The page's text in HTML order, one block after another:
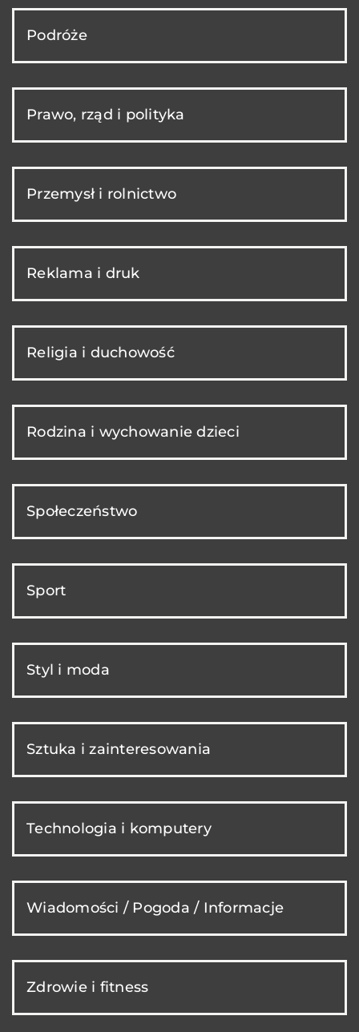
Podróże
Prawo, rząd i polityka
Przemysł i rolnictwo
Reklama i druk
Religia i duchowość
Rodzina i wychowanie dzieci
Społeczeństwo
Sport
Styl i moda
Sztuka i zainteresowania
Technologia i komputery
Wiadomości / Pogoda / Informacje
Zdrowie i fitness